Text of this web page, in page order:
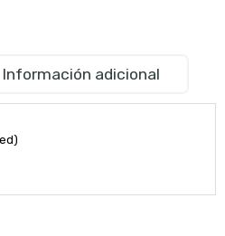
Información adicional